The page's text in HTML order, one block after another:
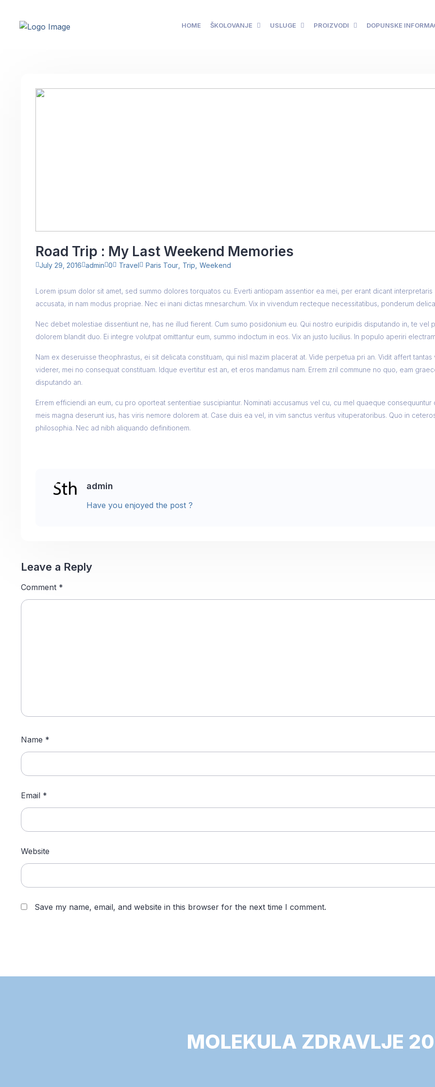
HOME ŠKOLOVANJE USLUGE PROIZVODI DOPUNSKE
Road Trip : My Last Weekend Memories
July 29, 2016 admin 0 Travel Paris Tour Trip Weekend
Lorem ipsum dolor sit amet, sed summo dolores torquatos cu. Everti antiopam assentior ea mei, per erant dicant interpretaris
accusata, in nam modus propriae. Nec ei inani dictas mnesarchum. Vix in vivendum recteque necessitatibus, ponderum
Nec debet molestiae dissentiunt ne, has ne illud fierent. Cum sumo posidonium eu. Qui nostro euripidis disputando in, te vel
dolorem blandit duo. Ei integre volutpat omittantur eum, summo indoctum in eos. Vix an justo lucilius. In populo aperiri
Nam ex deseruisse theophrastus, ei sit delicata constituam, qui nisl mazim placerat at. Vide perpetua pri an. Vidit affert
viderer, mei no consequat constituam. Idque evertitur est an, et eros mandamus nam. Errem zril commune no quo, eam
disputando an.
Errem efficiendi an eum, cu pro oporteat sententiae suscipiantur. Nominati accusamus vel cu, cu mel quaeque consequuntur
meis magna deserunt ius, has viris nemore dolorem at. Case duis ea vel, in vim sanctus veritus vituperatoribus. Quo in
philosophia. Nec ad nibh aliquando definitionem.
admin
Have you enjoyed the post ?
Leave a Reply
Comment *
Name *
Email *
Website
Save my name, email, and website in this browser for the next time I comment.
MOLEKULA ZDRAVLJE